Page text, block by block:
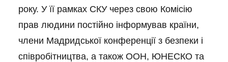
року. У її рамках СКУ через свою Комісію
прав людини постійно інформував країни,
члени Мадридської конференції з безпеки і
співробітництва, а також ООН, ЮНЕСКО та